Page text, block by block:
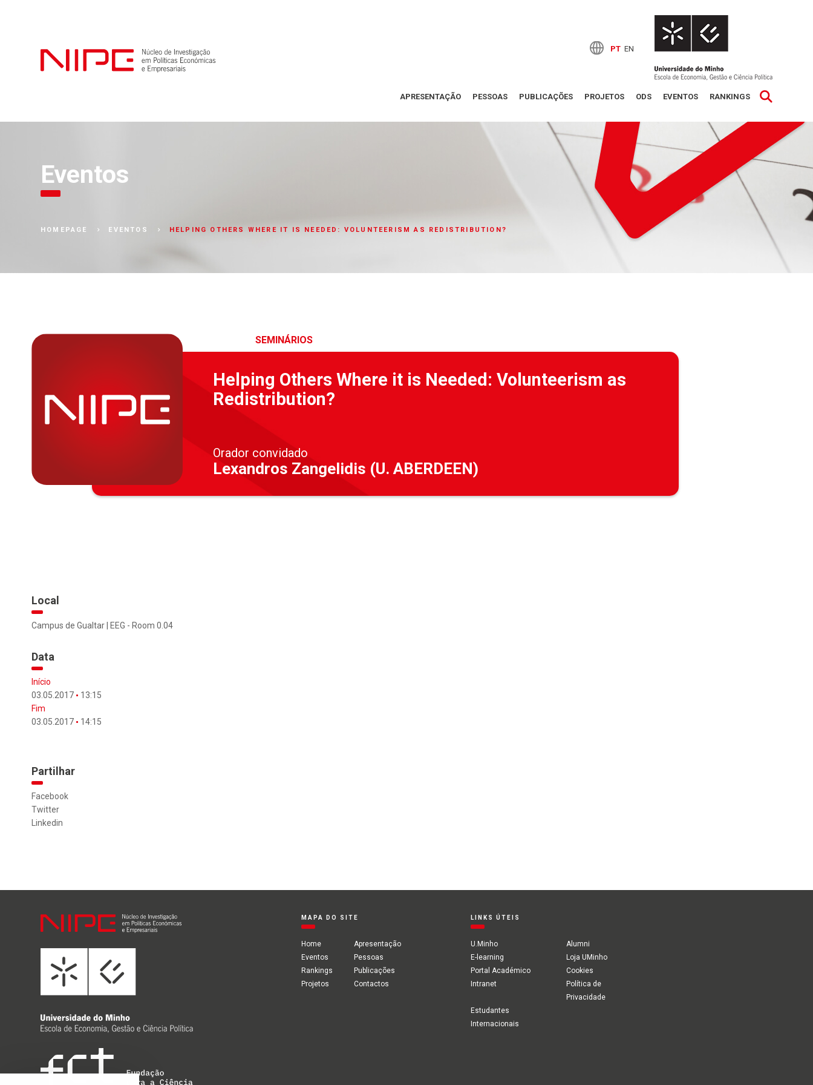
PT EN
APRESENTAÇÃO PESSOAS PUBLICAÇÕES PROJETOS ODS EVENTOS RANKINGS
Eventos
HOMEPAGE EVENTOS HELPING OTHERS WHERE IT IS NEEDED: VOLUNTEERISM AS REDISTRIBUTION?
SEMINÁRIOS
Helping Others Where it is Needed: Volunteerism as
Redistribution?
Orador convidado
Lexandros Zangelidis (U. ABERDEEN)
Local
Campus de Gualtar | EEG - Room 0.04
Data
Início
03.05.2017
13:15
Fim
03.05.2017
14:15
Partilhar
Facebook
Twitter
Linkedin
MAPA DO SITE
Home
Apresentação
Eventos
Pessoas
Rankings
Publicações
Projetos
Contactos
LINKS ÚTEIS
U.Minho
Alumni
E-learning
Loja UMinho
Portal Académico
Cookies
Intranet
Política de
Privacidade
Estudantes
Internacionais